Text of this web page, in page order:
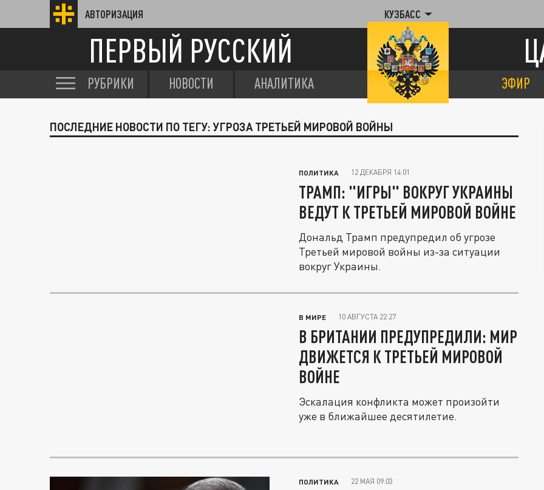
АВТОРИЗАЦИЯ КУЗБАСС
ПЕРВЫЙ РУССКИЙ
РУБРИКИ НОВОСТИ АНАЛИТИКА ЭФИР
ПОСЛЕДНИЕ НОВОСТИ ПО ТЕГУ: УГРОЗА ТРЕТЬЕЙ МИРОВОЙ ВОЙНЫ
ПОЛИТИКА 12 ДЕКАБРЯ 14:01
ТРАМП: "ИГРЫ" ВОКРУГ УКРАИНЫ
ВЕДУТ К ТРЕТЬЕЙ МИРОВОЙ ВОЙНЕ
Дональд Трамп предупредил об угрозе
Третьей мировой войны из-за ситуации
вокруг Украины.
В МИРЕ 10 АВГУСТА 22:27
В БРИТАНИИ ПРЕДУПРЕДИЛИ: МИР
ДВИЖЕТСЯ К ТРЕТЬЕЙ МИРОВОЙ
ВОЙНЕ
Эскалация конфликта может произойти
уже в ближайшее десятилетие.
ПОЛИТИКА 22 МАЯ 09:03